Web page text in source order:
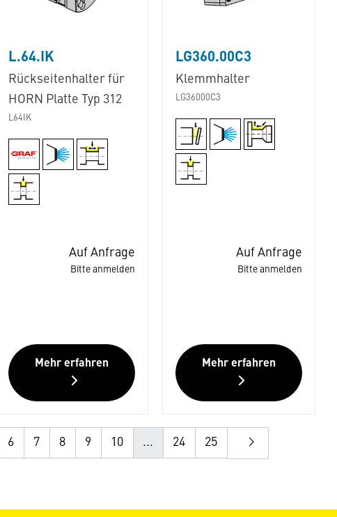
L.64.IK
Rückseitenhalter für
HORN Platte Typ 312
L64IK
Auf Anfrage
Bitte anmelden
Mehr erfahren
LG360.00C3
Klemmhalter
LG36000C3
Auf Anfrage
Bitte anmelden
Mehr erfahren
6 7 8 9 10 ... 24 25